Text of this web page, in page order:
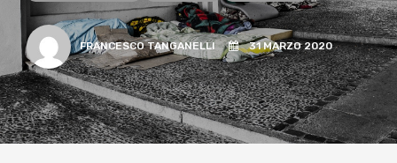
FRANCESCO TANGANELLI 31 MARZO 2020